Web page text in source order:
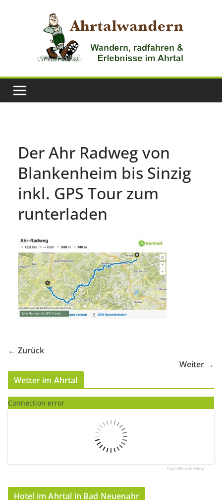
Der Ahr Radweg von
Blankenheim bis Sinzig
inkl. GPS Tour zum
runterladen
← Zurück
Weiter →
Wetter im Ahrtal
Connection error
OpenWeatherMap
Hotel im Ahrtal in Bad Neuenahr